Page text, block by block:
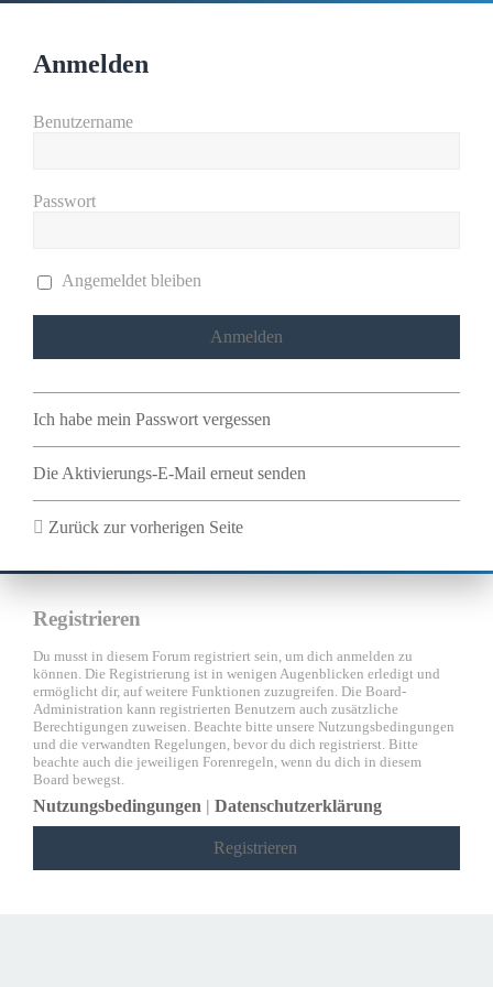
Anmelden
Benutzername
Passwort
Angemeldet bleiben
Ich habe mein Passwort vergessen
Die Aktivierungs-E-Mail erneut senden
Zurück zur vorherigen Seite
Registrieren
Du musst in diesem Forum registriert sein, um dich anmelden zu
können. Die Registrierung ist in wenigen Augenblicken erledigt und
ermöglicht dir, auf weitere Funktionen zuzugreifen. Die Board-
Administration kann registrierten Benutzern auch zusätzliche
Berechtigungen zuweisen. Beachte bitte unsere Nutzungsbedingungen
und die verwandten Regelungen, bevor du dich registrierst. Bitte
beachte auch die jeweiligen Forenregeln, wenn du dich in diesem
Board bewegst.
Nutzungsbedingungen | Datenschutzerklärung
Registrieren